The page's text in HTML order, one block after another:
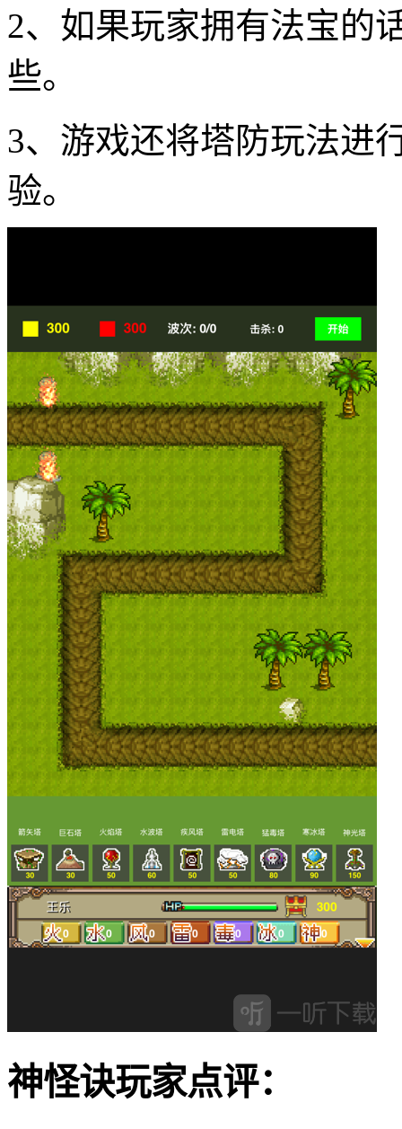
2、如果玩家拥有法宝的
些。
3、游戏还将塔防玩法进
验。
神怪诀玩家点评：